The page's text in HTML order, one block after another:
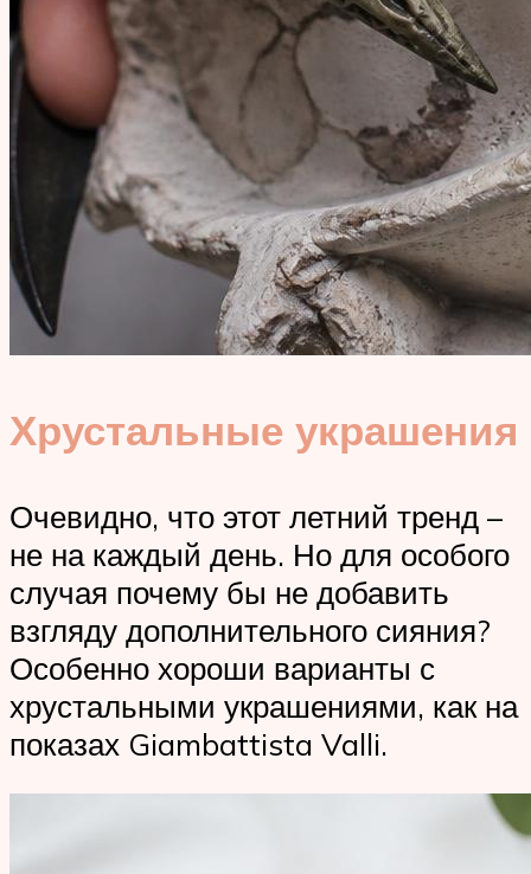
Хрустальные украшения
Очевидно, что этот летний тренд –
не на каждый день. Но для особого
случая почему бы не добавить
взгляду дополнительного сияния?
Особенно хороши варианты с
хрустальными украшениями, как на
показах Giambattista Valli.